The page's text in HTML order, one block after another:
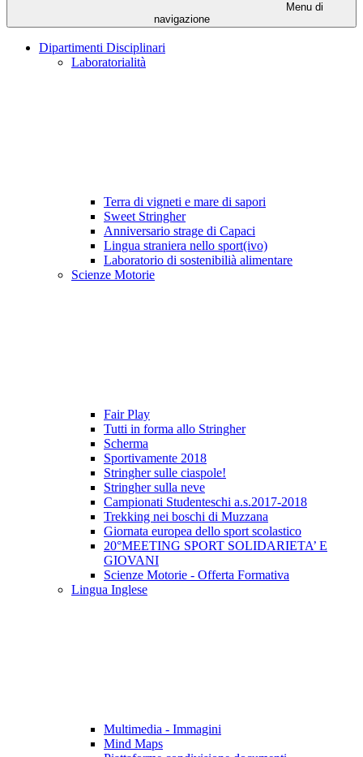
Menu di
navigazione
Dipartimenti Disciplinari
Laboratorialità
Terra di vigneti e mare di sapori
Sweet Stringher
Anniversario strage di Capaci
Lingua straniera nello sport(ivo)
Laboratorio di sostenibilià alimentare
Scienze Motorie
Fair Play
Tutti in forma allo Stringher
Scherma
Sportivamente 2018
Stringher sulle ciaspole!
Stringher sulla neve
Campionati Studenteschi a.s.2017-2018
Trekking nei boschi di Muzzana
Giornata europea dello sport scolastico
20°MEETING SPORT SOLIDARIETA’ E
GIOVANI
Scienze Motorie - Offerta Formativa
Lingua Inglese
Multimedia - Immagini
Mind Maps